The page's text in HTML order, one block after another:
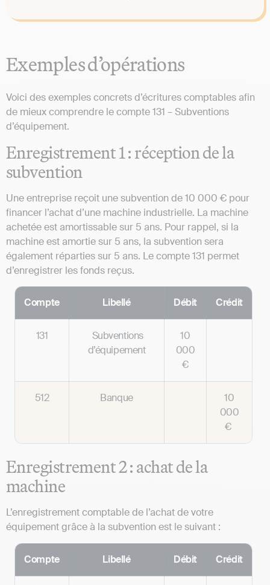
Exemples d’opérations
Voici des exemples concrets d’écritures comptables afin
de mieux comprendre le compte 131 – Subventions
d’équipement.
Enregistrement 1 : réception de la
subvention
Une entreprise reçoit une subvention de 10 000 € pour
financer l’achat d’une machine industrielle. La machine
achetée est amortissable sur 5 ans. Pour rappel, si la
machine est amortie sur 5 ans, la subvention sera
également réparties sur 5 ans. Le compte 131 permet
d’enregistrer les fonds reçus.
Compte Libellé Débit Crédit
131
Subventions
d’équipement
10
000
€
512 Banque
10
000
€
Enregistrement 2 : achat de la
machine
L’enregistrement comptable de l’achat de votre
équipement grâce à la subvention est le suivant :
Compte Libellé Débit Crédit